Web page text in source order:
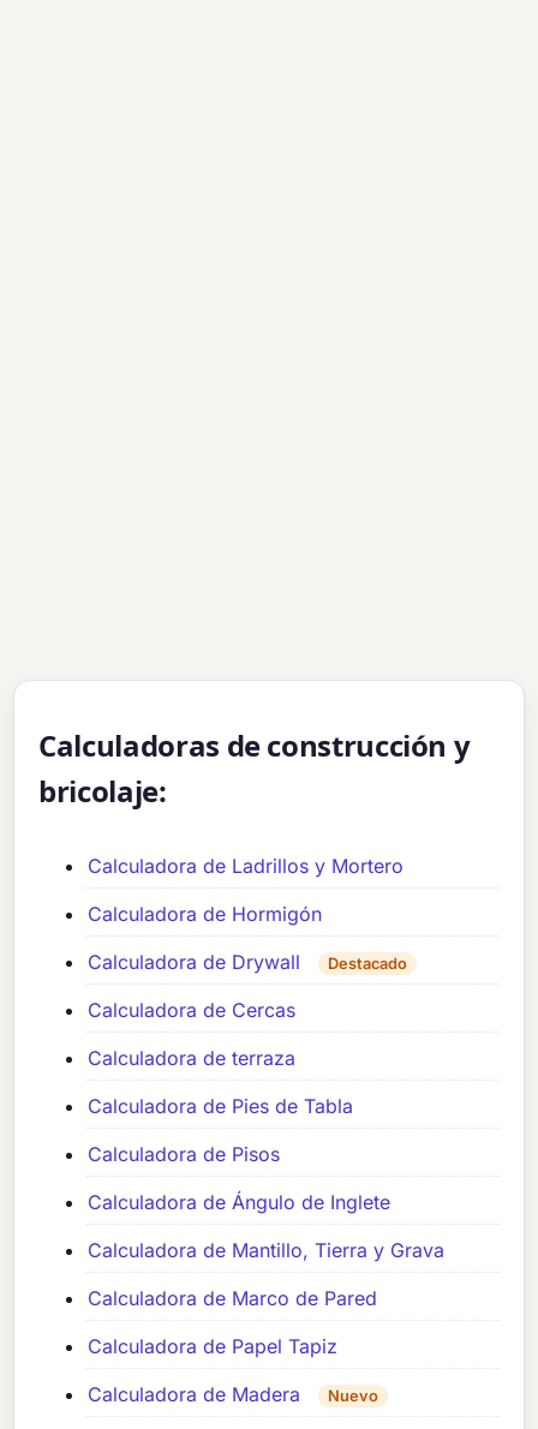
Calculadoras de construcción y
bricolaje:
Calculadora de Ladrillos y Mortero
Calculadora de Hormigón
Calculadora de Drywall
Destacado
Calculadora de Cercas
Calculadora de terraza
Calculadora de Pies de Tabla
Calculadora de Pisos
Calculadora de Ángulo de Inglete
Calculadora de Mantillo, Tierra y Grava
Calculadora de Marco de Pared
Calculadora de Papel Tapiz
Calculadora de Madera
Nuevo